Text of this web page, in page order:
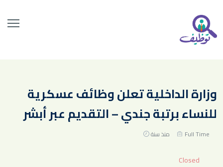
وزارة الداخلية تعلن وظائف عسكرية
للنساء برتبة جندي – التقديم عبر أبشر
Full Time منذ سنة
Closed